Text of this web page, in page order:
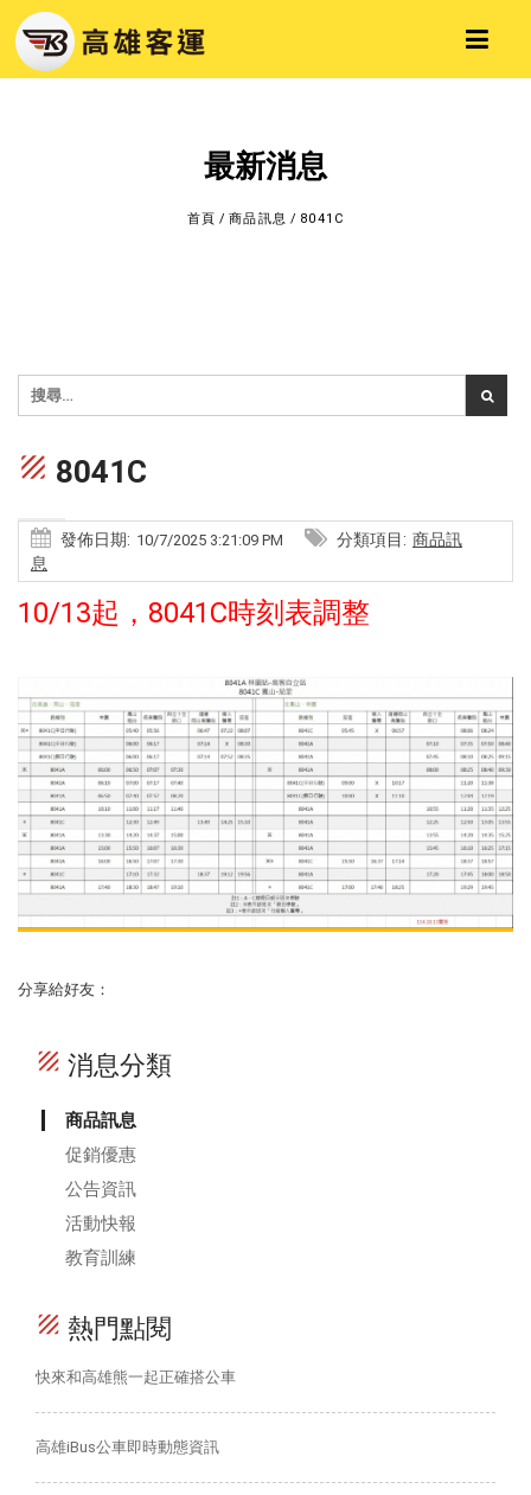
最新消息
首頁 /商品訊息 / 8041C
texture 8041C
發佈日期: 10/7/2025 3:21:09 PM 分類項目: 商品訊
息
10/13起，8041C時刻表調整
分享給好友：
texture 消息分類
商品訊息
促銷優惠
公告資訊
活動快報
教育訓練
texture 熱門點閱
快來和高雄熊一起正確搭公車
高雄iBus公車即時動態資訊